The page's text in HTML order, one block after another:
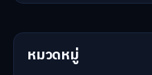
หมวดหมู่